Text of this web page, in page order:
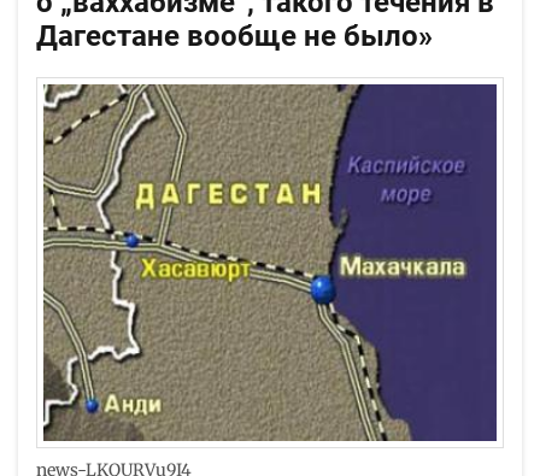
Дагестане вообще не было»
news-LKQURVu9I4